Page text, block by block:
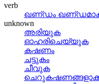
verb
ഖണ്‌ഡം
unknown
അരിയുക
ഓഹരിചെയ്യുക
കഷണം
ചട്ടുകം
ചീവുക